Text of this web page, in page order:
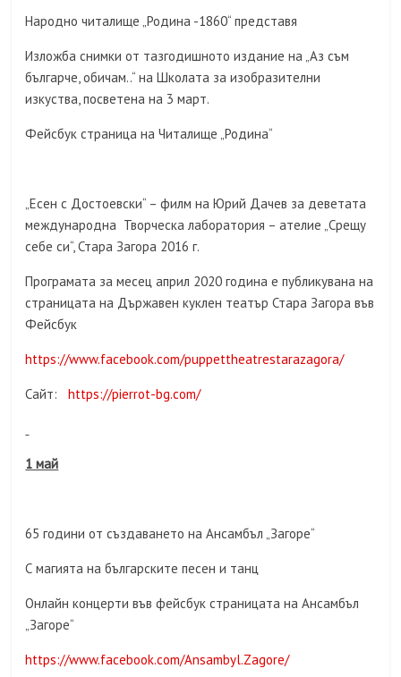
Народно читалище „Родина -1860“ представя
Изложба снимки от тазгодишното издание на „Аз съм
българче, обичам..“ на Школата за изобразителни
изкуства, посветена на 3 март.
Фейсбук страница на Читалище „Родина“
„Есен с Достоевски“ – филм на Юрий Дачев за деветата
международна Творческа лаборатория – ателие „Срещу
себе си“, Стара Загора 2016 г.
Програмата за месец април 2020 година е публикувана на
страницата на Държавен куклен театър Стара Загора във
Фейсбук
https://www.facebook.com/puppettheatrestarazagora/
Сайт:https://pierrot-bg.com/
1 май
65 години от създаването на Ансамбъл „Загоре“
С магията на българските песен и танц
Онлайн концерти във фейсбук страницата на Ансамбъл
„Загоре“
https://www.facebook.com/Ansambyl.Zagore/